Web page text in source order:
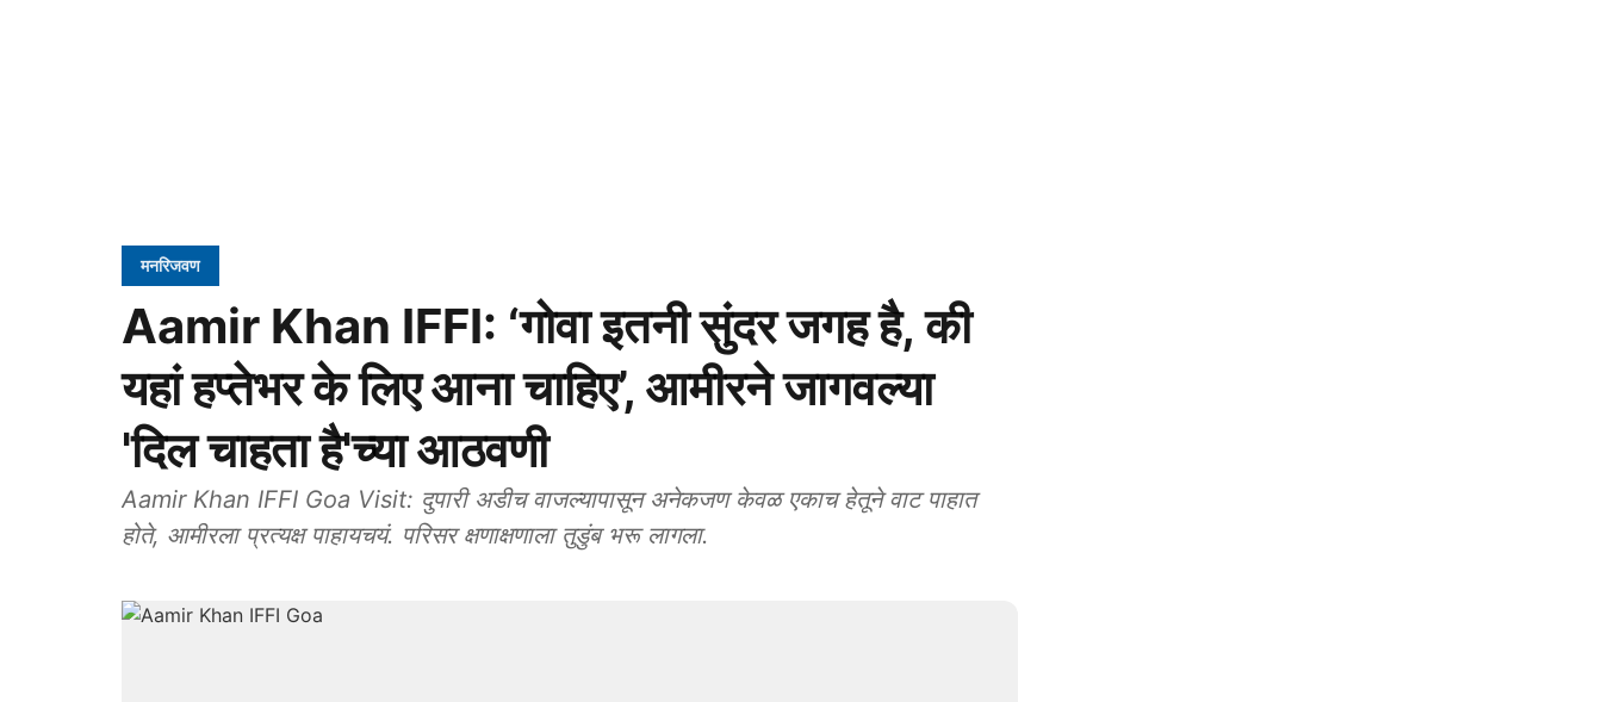
मनरिजवण
Aamir Khan IFFI: ‘गोवा इतनी सुंदर जगह है, की
यहां हप्तेभर के लिए आना चाहिए’, आमीरने जागवल्या
'दिल चाहता है'च्या आठवणी
Aamir Khan IFFI Goa Visit: दुपारी अडीच वाजल्यापासून अनेकजण केवळ एकाच हेतूने वाट पाहात
होते, आमीरला प्रत्यक्ष पाहायचयं. परिसर क्षणाक्षणाला तुडुंब भरू लागला.